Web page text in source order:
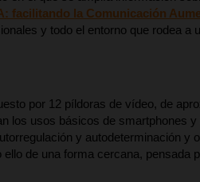
facilitando la Comunicación
y todo el entorno que rodea a
por 12 píldoras de vídeo, de
los usos básicos de smartphones
y autodeterminación
de una forma cercana, pensada